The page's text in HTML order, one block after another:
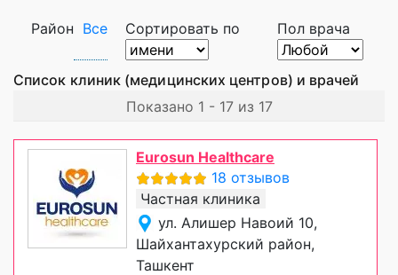
Район Все Сортировать по Пол врача
Список клиник (медицинских центров) и врачей
Показано 1 - 17 из 17
Eurosun Healthcare
18 отзывов
Частная клиника
ул. Алишер Навоий 10,
Шайхантахурский район,
Ташкент